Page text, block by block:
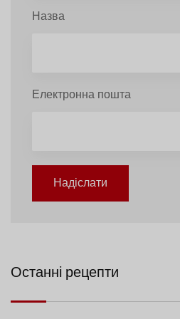
Назва
Електронна пошта
Надіслати
Останні рецепти